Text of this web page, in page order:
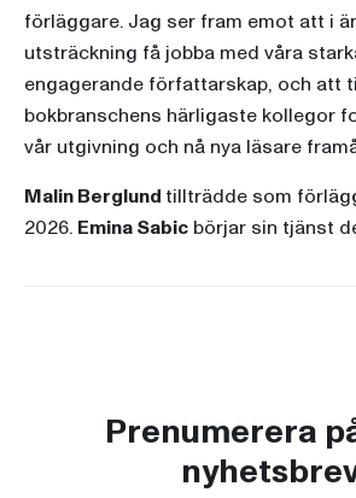
förläggare. Jag ser fram emot att i
utsträckning få jobba med våra
engagerande författarskap, och att
bokbranschens härligaste kollegor
vår utgivning och nå nya läsare
Malin Berglund tillträdde som
2026. Emina Sabic börjar sin tjänst
Prenumerera